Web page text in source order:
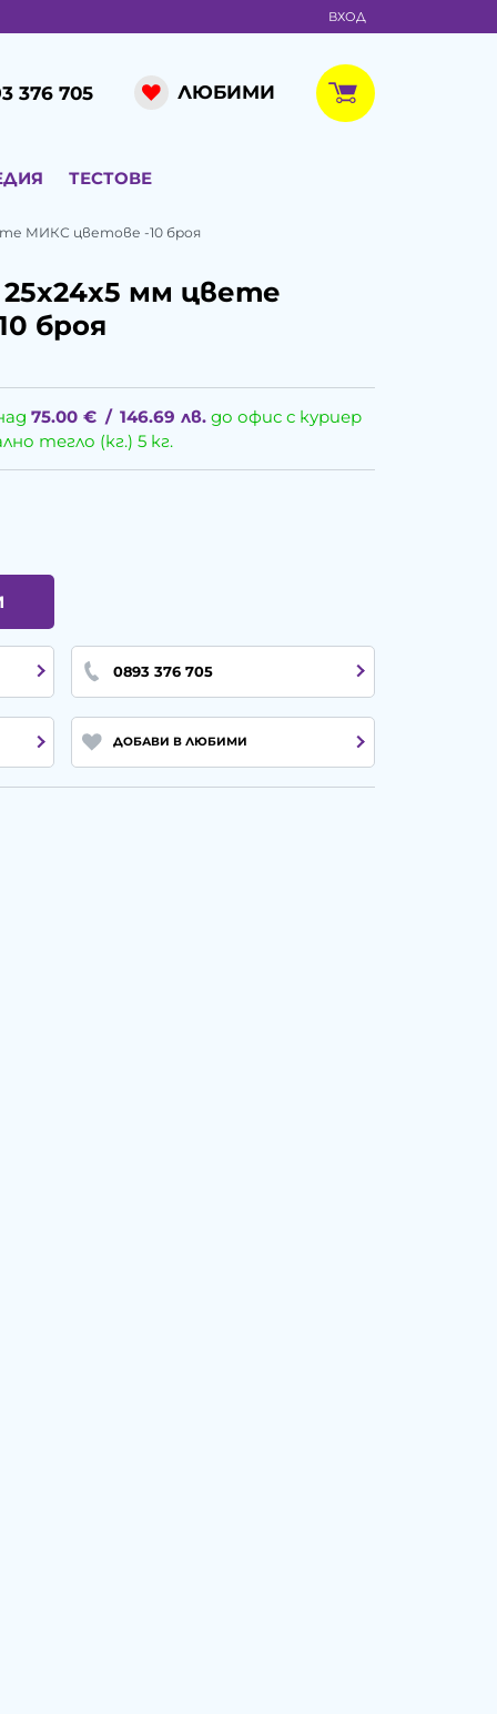
ВХОД
376 705 ЛЮБИМИ
ТЕСТОВЕ
МИКС цветове -10 броя
мм цвете
броя
75.00 € / 146.69 лв. до офис с куриер
тегло (кг.) 5 кг.
0893 376 705
ДОБАВИ В ЛЮБИМИ